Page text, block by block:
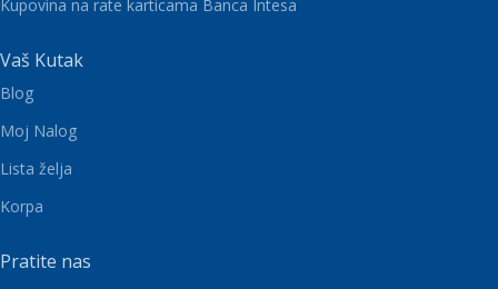
Kupovina na rate karticama Banca Intesa
Vaš Kutak
Blog
Moj Nalog
Lista želja
Korpa
Pratite nas